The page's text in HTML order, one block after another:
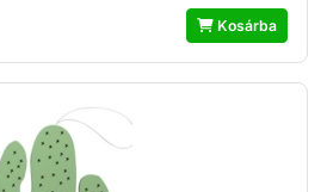
Kosárba